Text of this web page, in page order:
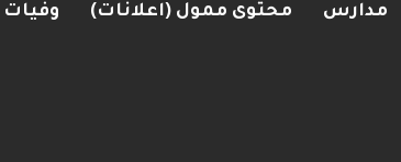
مدارس محتوى ممول (اعلانات) وفيات